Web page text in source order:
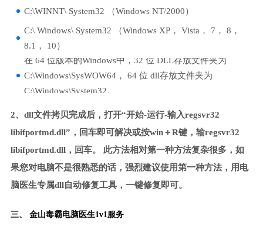
C:\WINNT\ System32 （Windows NT/2000）
C:\ Windows\ System32 （Windows XP， Vista， 7， 8，
8.1， 10）
在 64 位版本的Windows中，32 位 DLL存放文件夹为
C:\Windows\SysWOW64， 64 位 dll存放文件夹为
C:\Windows\System32。
2、dll文件拷贝完成后，打开“开始-运行-输入regsvr32
libifportmd.dll”，回车即可解决或按win＋R键，输regsvr32
libifportmd.dll，回车。 此方法相对第一种方法复杂很多，如
果您对电脑不是很熟悉的话，强烈建议使用第一种方法，用电
脑医生专属dll自动修复工具，一键修复即可。
三、 金山毒霸电脑医生1v1服务